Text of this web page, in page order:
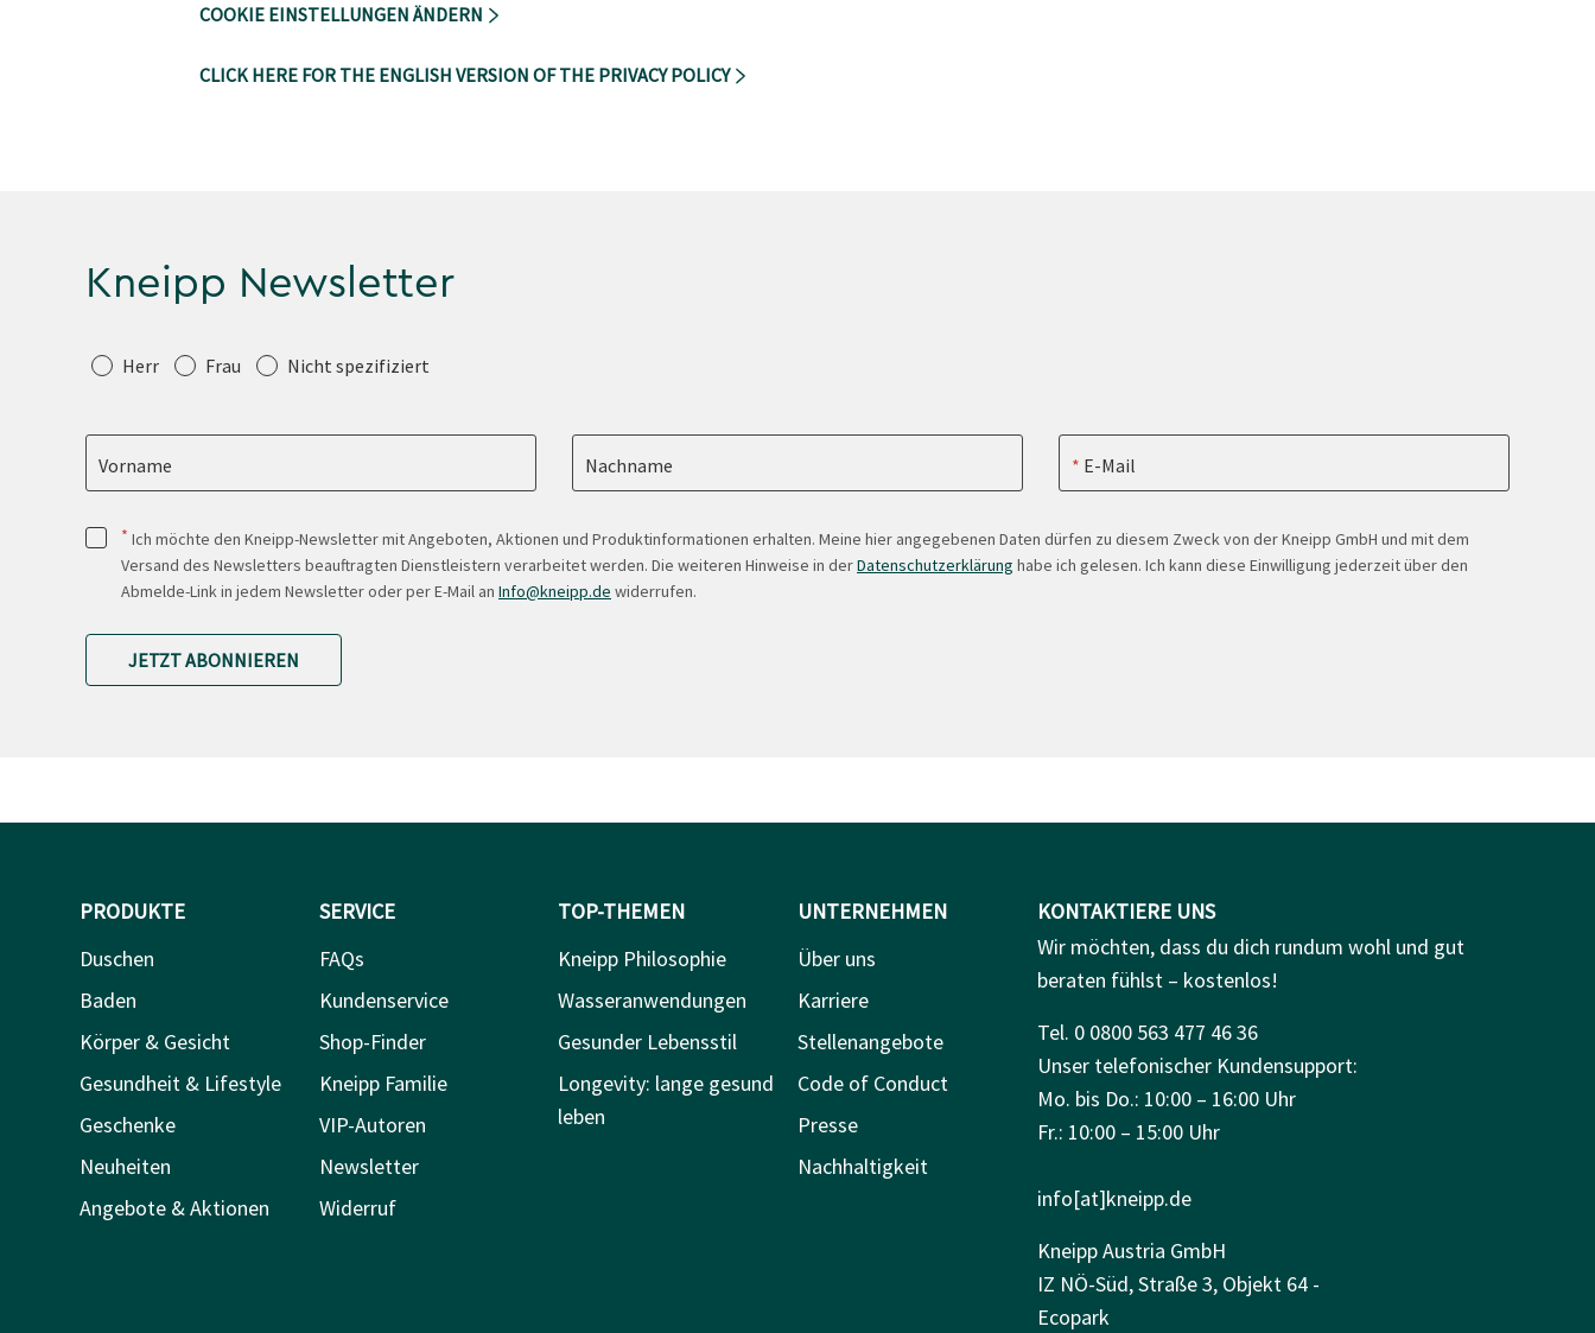
COOKIE EINSTELLUNGEN ÄNDERN
CLICK HERE FOR THE ENGLISH VERSION OF THE PRIVACY POLICY
Kneipp Newsletter
Anrede
Herr Frau Nicht spezifiziert
Vorname Nachname E-Mail
* Ich möchte den Kneipp-Newsletter mit Angeboten, Aktionen und Produktinformationen erhalten. Meine hier angegebenen Daten dürfen zu diesem Zweck von der Kneipp GmbH und mit dem
Versand des Newsletters beauftragten Dienstleistern verarbeitet werden. Die weiteren Hinweise in derDatenschutzerklärung habe ich gelesen. Ich kann diese Einwilligung jederzeit über den
Abmelde-Link in jedem Newsletter oder per E-Mail an Info@kneipp.de widerrufen.
JETZT ABONNIEREN
PRODUKTE
Duschen
Baden
Körper & Gesicht
Gesundheit & Lifestyle
Geschenke
Neuheiten
Angebote & Aktionen
SERVICE
FAQs
Kundenservice
Shop-Finder
Kneipp Familie
VIP-Autoren
Newsletter
Widerruf
TOP-THEMEN
Kneipp Philosophie
Wasseranwendungen
Gesunder Lebensstil
Longevity: lange gesund
leben
UNTERNEHMEN
Über uns
Karriere
Stellenangebote
Code of Conduct
Presse
Nachhaltigkeit
KONTAKTIERE UNS
Wir möchten, dass du dich rundum wohl und gut
beraten fühlst – kostenlos!
Tel. 0 0800 563 477 46 36
Unser telefonischer Kundensupport:
Mo. bis Do.: 10:00 – 16:00 Uhr
Fr.: 10:00 – 15:00 Uhr
info[at]kneipp.de
Kneipp Austria GmbH
IZ NÖ-Süd, Straße 3, Objekt 64 -
Ecopark